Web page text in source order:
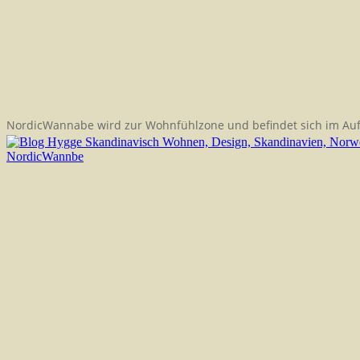
NordicWannabe wird zur Wohnfühlzone und befindet sich im